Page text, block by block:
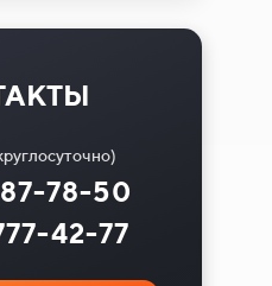
42-77
78-50